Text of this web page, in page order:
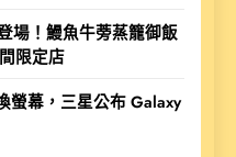
場！鰻魚牛蒡蒸籠御飯
限定店
螢幕，三星公布 Galaxy